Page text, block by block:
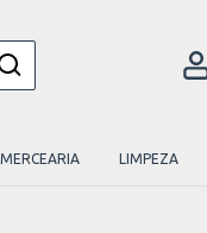
MERCEARIA LIMPEZA